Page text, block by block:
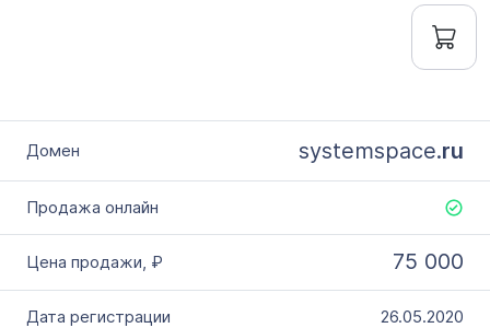
systemspace.ru
75 000
26.05.2020